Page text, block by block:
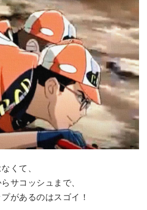
くて、
サコッシュまで、
があるのはスゴイ！